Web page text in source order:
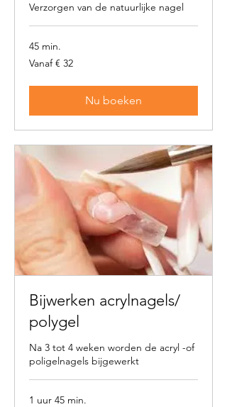
Verzorgen van de natuurlijke nagel
45 min.
Vanaf
32
Vanaf € 32
Nu boeken
Bijwerken acrylnagels/
polygel
Na 3 tot 4 weken worden de acryl -of
poligelnagels bijgewerkt
1 uur 45 min.